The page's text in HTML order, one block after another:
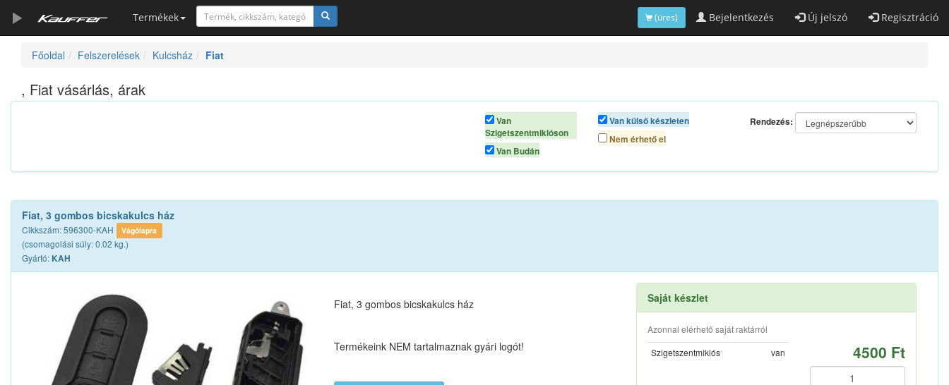
Termékek Bejelentkezés Új jelszó Regisztráció
(üres)
Szerszámkatalógus
Kosár
Főoldal Felszerelések Kulcsház Fiat
, Fiat vásárlás, árak
Van
Szigetszentmiklóson
Van Budán
Van külső készleten
Nem érhető el
Rendezés:
Fiat, 3 gombos bicskakulcs ház
Cikkszám: 596300-KAH Vágólapra
(csomagolási súly: 0.02 kg.)
Gyártó: KAH
Fiat, 3 gombos bicskakulcs ház
Termékeink NEM tartalmaznak gyári logót!
Saját készlet
Azonnal elérhető saját raktárról
Szigetszentmiklós
van 4500 Ft